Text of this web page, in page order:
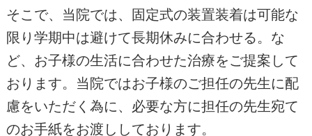
そこで、当院では、固定式の装置装着は可能な
限り学期中は避けて長期休みに合わせる。な
ど、お子様の生活に合わせた治療をご提案して
おります。当院ではお子様のご担任の先生に配
慮をいただく為に、必要な方に担任の先生宛て
のお手紙をお渡ししております。